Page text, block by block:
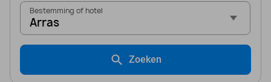
Bestemming of hotel
Arras
Zoeken